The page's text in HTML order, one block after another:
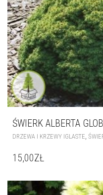
ŚWIERK ALBERTA
DRZEWA I KRZEWY IGLASTE
15,00ZŁ